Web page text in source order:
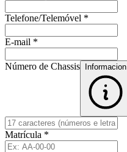
Telefone/Telemóvel *
E-mail *
Número de Chassis Informacion
Matrícula *